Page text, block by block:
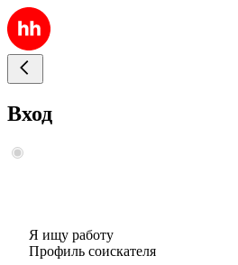
Вход
Я ищу работу
Профиль соискателя